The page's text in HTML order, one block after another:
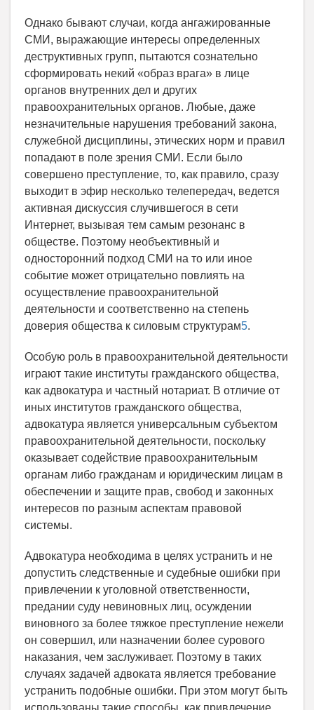
Однако бывают случаи, когда ангажированные
СМИ, выражающие интересы определенных
деструктивных групп, пытаются сознательно
сформировать некий «образ врага» в лице
органов внутренних дел и других
правоохранительных органов. Любые, даже
незначительные нарушения требований закона,
служебной дисциплины, этических норм и правил
попадают в поле зрения СМИ. Если было
совершено преступление, то, как правило, сразу
выходит в эфир несколько телепередач, ведется
активная дискуссия случившегося в сети
Интернет, вызывая тем самым резонанс в
обществе. Поэтому необъективный и
односторонний подход СМИ на то или иное
событие может отрицательно повлиять на
осуществление правоохранительной
деятельности и соответственно на степень
доверия общества к силовым структурам5.
Особую роль в правоохранительной деятельности
играют такие институты гражданского общества,
как адвокатура и частный нотариат. В отличие от
иных институтов гражданского общества,
адвокатура является универсальным субъектом
правоохранительной деятельности, поскольку
оказывает содействие правоохранительным
органам либо гражданам и юридическим лицам в
обеспечении и защите прав, свобод и законных
интересов по разным аспектам правовой
системы.
Адвокатура необходима в целях устранить и не
допустить следственные и судебные ошибки при
привлечении к уголовной ответственности,
предании суду невиновных лиц, осуждении
виновного за более тяжкое преступление нежели
он совершил, или назначении более сурового
наказания, чем заслуживает. Поэтому в таких
случаях задачей адвоката является требование
устранить подобные ошибки. При этом могут быть
использованы такие способы, как привлечение